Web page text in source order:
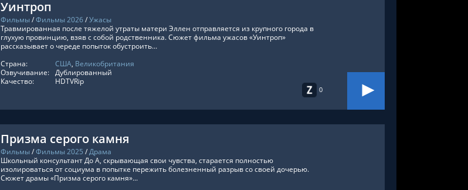
Уинтроп
Фильмы/Фильмы 2026/Ужасы
0
Травмированная после тяжелой утраты матери Эллен отправляется из крупного города в
глухую провинцию, взяв с собой родственника. Сюжет фильма ужасов «Уинтроп»
рассказывает о череде попыток обустроить...
Страна:
США, Великобритания
Озвучивание: Дублированный
Качество:
HDTVRip
Призма серого камня
Фильмы/Фильмы 2025 /Драма
Школьный консультант До А, скрывающая свои чувства, старается полностью
изолироваться от социума в попытке пережить болезненный разрыв со своей дочерью.
Сюжет драмы «Призма серого камня»...